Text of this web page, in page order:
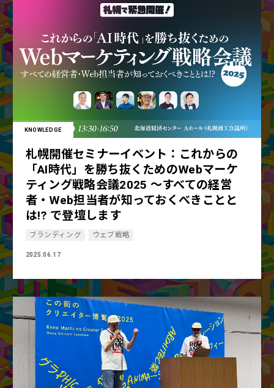
KNOWLEDGE
札幌開催セミナーイベント：これからの
「AI時代」を勝ち抜くためのWebマーケ
ティング戦略会議2025 〜すべての経営
者・Web担当者が知っておくべきことと
は!? で登壇します
ブランディング ウェブ戦略
2025.06.17